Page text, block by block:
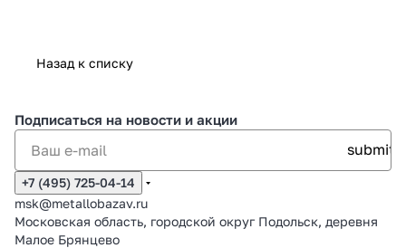
Назад к списку
Подписаться на новости и акции
+7 (495) 725-04-14
msk@metallobazav.ru
Московская область, городской округ Подольск, деревня
Малое Брянцево